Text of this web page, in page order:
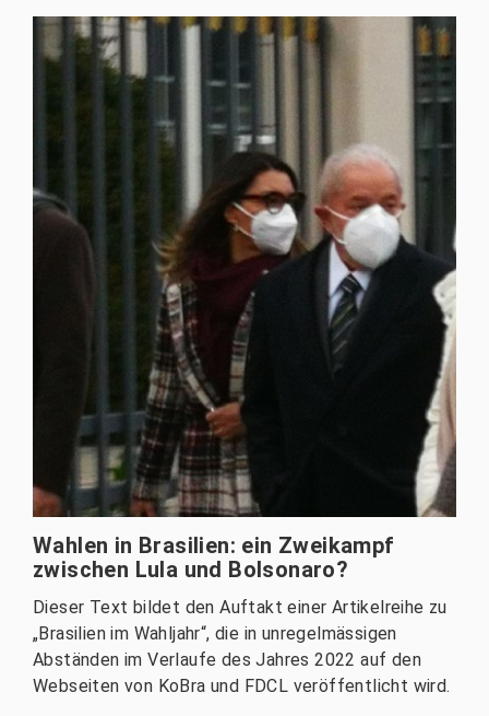
Wahlen in Brasilien: ein Zweikampf
zwischen Lula und Bolsonaro?
Dieser Text bildet den Auftakt einer Artikelreihe zu
„Brasilien im Wahljahr“, die in unregelmässigen
Abständen im Verlaufe des Jahres 2022 auf den
Webseiten von KoBra und FDCL veröffentlicht wird.